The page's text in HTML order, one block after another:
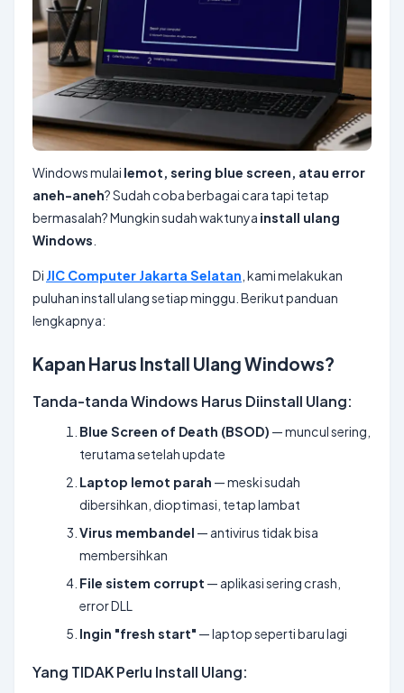
Windows mulai lemot, sering blue screen, atau error
aneh-aneh? Sudah coba berbagai cara tapi tetap
bermasalah? Mungkin sudah waktunya install ulang
Windows
Di JIC Computer Jakarta Selatan , kami melakukan
puluhan install ulang setiap minggu. Berikut panduan
lengkapnya:
Kapan Harus Install Ulang Windows?
Tanda-tanda Windows Harus Diinstall Ulang:
Blue Screen of Death (BSOD) — muncul sering,
terutama setelah update
Laptop lemot parah — meski sudah
dibersihkan, dioptimasi, tetap lambat
Virus membandel — antivirus tidak bisa
membersihkan
File sistem corrupt — aplikasi sering crash,
error DLL
Ingin "fresh start" — laptop seperti baru lagi
Yang TIDAK Perlu Install Ulang: